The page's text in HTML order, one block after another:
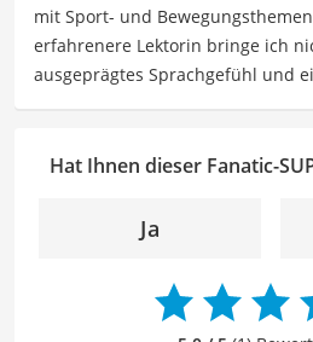
Der Fanatic-SUP-Vergleich ist aus
empfehlenswert für
mit Sport- und
erfahrenere Lektorin bringe ich
ausgeprägtes Sprachgefühl und
kann ich dazu beitragen, Texte
Mein Ziel ist es, unsere Inhalte
Kohärenz, logische Schlüssigkeit
meinem Hintergrund im Bereich
zur geschriebenen Sprache trage
Hat Ihnen dieser Fanatic-
Ja